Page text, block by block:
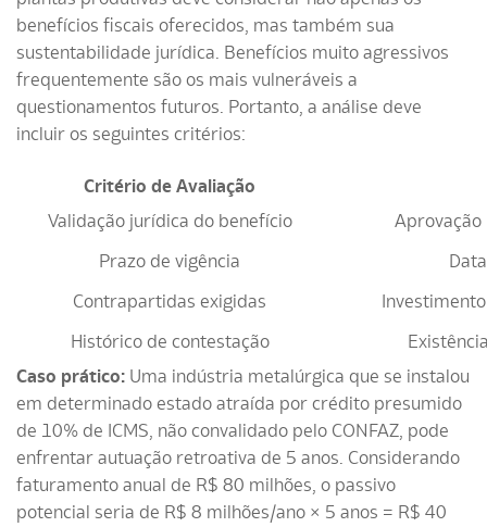
benefícios fiscais oferecidos, mas também sua
sustentabilidade jurídica. Benefícios muito agressivos
frequentemente são os mais vulneráveis a
questionamentos futuros. Portanto, a análise deve
incluir os seguintes critérios:
Critério de Avaliação
Validação jurídica do benefício
Aprovação
Prazo de vigência
Contrapartidas exigidas
Histórico de contestação
Caso prático: Uma indústria metalúrgica que se instalou
em determinado estado atraída por crédito presumido
de 10% de ICMS, não convalidado pelo CONFAZ, pode
enfrentar autuação retroativa de 5 anos. Considerando
faturamento anual de R$ 80 milhões, o passivo
potencial seria de R$ 8 milhões/ano × 5 anos = R$ 40